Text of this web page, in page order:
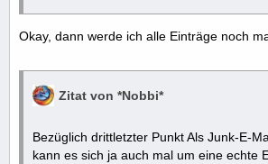
Okay, dann werde ich alle Einträge noch
Zitat von *Nobbi*
Bezüglich drittletzter Punkt Als Junk-E-
kann es sich ja auch mal um eine echte